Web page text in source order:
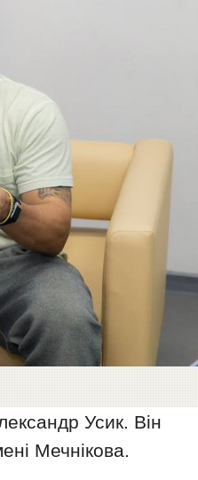
Усик. Він
Мечнікова.